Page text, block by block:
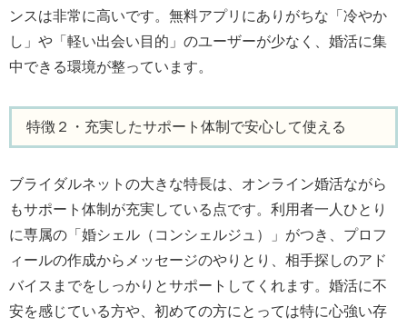
ンスは非常に高いです。無料アプリにありがちな「冷やか
し」や「軽い出会い目的」のユーザーが少なく、婚活に集
中できる環境が整っています。
特徴２・充実したサポート体制で安心して使える
ブライダルネットの大きな特長は、オンライン婚活ながら
もサポート体制が充実している点です。利用者一人ひとり
に専属の「婚シェル（コンシェルジュ）」がつき、プロフ
ィールの作成からメッセージのやりとり、相手探しのアド
バイスまでをしっかりとサポートしてくれます。婚活に不
安を感じている方や、初めての方にとっては特に心強い存